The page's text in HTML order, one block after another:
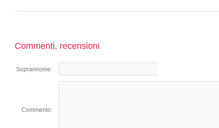
Commenti, recensioni
Soprannome:
Commento: